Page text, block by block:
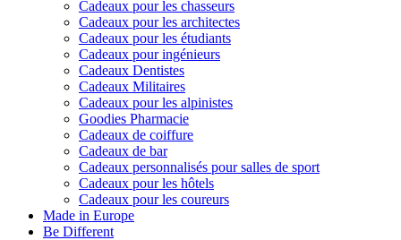
Cadeaux pour les chasseurs
Cadeaux pour les architectes
Cadeaux pour les étudiants
Cadeaux pour ingénieurs
Cadeaux Dentistes
Cadeaux Militaires
Cadeaux pour les alpinistes
Goodies Pharmacie
Cadeaux de coiffure
Cadeaux de bar
Cadeaux personnalisés pour salles de sport
Cadeaux pour les hôtels
Cadeaux pour les coureurs
Made in Europe
Be Different